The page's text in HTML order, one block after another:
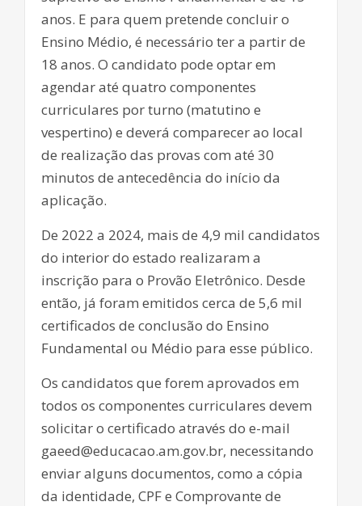
anos. E para quem pretende concluir o
Ensino Médio, é necessário ter a partir de
18 anos. O candidato pode optar em
agendar até quatro componentes
curriculares por turno (matutino e
vespertino) e deverá comparecer ao local
de realização das provas com até 30
minutos de antecedência do início da
aplicação.
De 2022 a 2024, mais de 4,9 mil candidatos
do interior do estado realizaram a
inscrição para o Provão Eletrônico. Desde
então, já foram emitidos cerca de 5,6 mil
certificados de conclusão do Ensino
Fundamental ou Médio para esse público.
Os candidatos que forem aprovados em
todos os componentes curriculares devem
solicitar o certificado através do e-mail
gaeed@educacao.am.gov.br, necessitando
enviar alguns documentos, como a cópia
da identidade, CPF e Comprovante de